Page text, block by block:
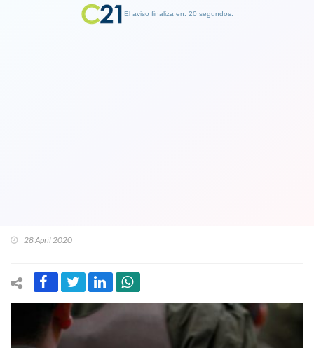
28 April 2020
El aviso finaliza en: 19 segundos.